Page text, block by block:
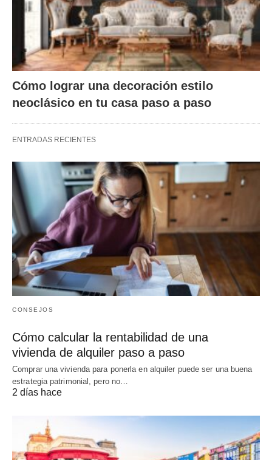
Cómo lograr una decoración estilo
neoclásico en tu casa paso a paso
ENTRADAS RECIENTES
CONSEJOS
Cómo calcular la rentabilidad de una
vivienda de alquiler paso a paso
Comprar una vivienda para ponerla en alquiler puede ser una buena
estrategia patrimonial, pero no…
2 días hace